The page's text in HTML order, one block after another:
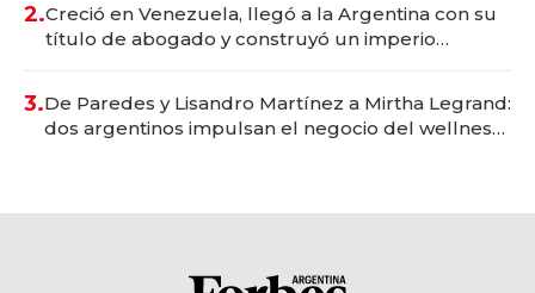
2.Creció en Venezuela, llegó a la Argentina con su
título de abogado y construyó un imperio
3.De Paredes y Lisandro Martínez a Mirtha Legrand:
dos argentinos impulsan el negocio del wellness